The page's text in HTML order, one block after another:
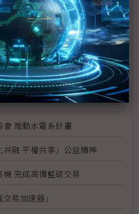
攜手打造創新河川水位監測解決
展的願景
畫 搶攻企業轉型商機添動能
認證 數位韌性驅動永續發展
產學合作 安華聯網攜手北科大
推動水電系計畫
融 平權共享」公益精神
完成高價藍碳交易
易加速器」